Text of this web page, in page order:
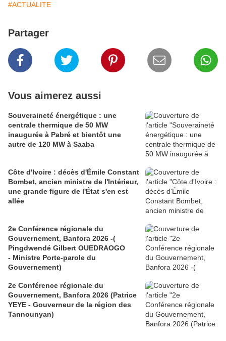
#ACTUALITE
Partager
Vous aimerez aussi
Souveraineté énergétique : une
centrale thermique de 50 MW
inaugurée à Pabré et bientôt une
autre de 120 MW à Saaba
Côte d'Ivoire : décès d'Émile Constant
Bombet, ancien ministre de l'Intérieur,
une grande figure de l'État s'en est
allée
2e Conférence régionale du
Gouvernement, Banfora 2026 -(
Pingdwendé Gilbert OUEDRAOGO
- Ministre Porte-parole du
Gouvernement)
2e Conférence régionale du
Gouvernement, Banfora 2026 (Patrice
YEYE - Gouverneur de la région des
Tannounyan)